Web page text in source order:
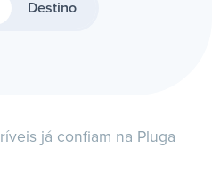
Destino
já confiam na Pluga